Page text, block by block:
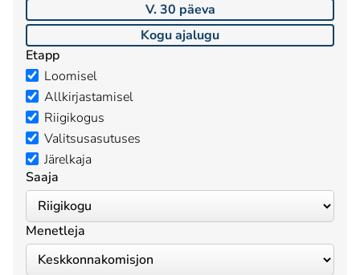
V. 30 päeva
Kogu ajalugu
Etapp
Loomisel
Allkirjastamisel
Riigikogus
Valitsusasutuses
Järelkaja
Saaja
Menetleja